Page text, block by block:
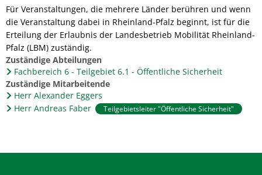
Für Veranstaltungen, die mehrere Länder berühren und wenn
die Veranstaltung dabei in Rheinland-Pfalz beginnt, ist für die
Erteilung der Erlaubnis der Landesbetrieb Mobilität Rheinland-
Pfalz (LBM) zuständig.
Zuständige Abteilungen
Fachbereich 6 - Teilgebiet 6.1 - Öffentliche Sicherheit
Zuständige Mitarbeitende
Herr Alexander Eggers
Herr Andreas Faber
Teilgebietsleiter "Öffentliche Sicherheit"